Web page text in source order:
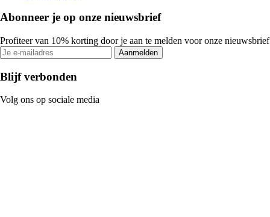
Abonneer je op onze nieuwsbrief
Profiteer van 10% korting door je aan te melden voor onze nieuwsbrief
Aanmelden
Blijf verbonden
Volg ons op sociale media